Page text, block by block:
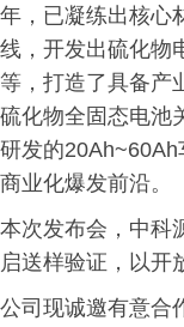
年，已凝练出核心
线，开发出硫化物
等，打造了具备产
硫化物全固态电池
研发的
商业化爆发前沿。
本次发布会，中科
启送样验证，以开
公司现诚邀有意合